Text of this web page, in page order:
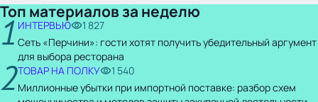
Топ материалов за неделю
1 ИНТЕРВЬЮ
1 827
Сеть «Перчини»: гости хотят получить убедительный аргумент
для выбора ресторана
2ТОВАР НА ПОЛКУ
1 540
Миллионные убытки при импортной поставке: разбор схем